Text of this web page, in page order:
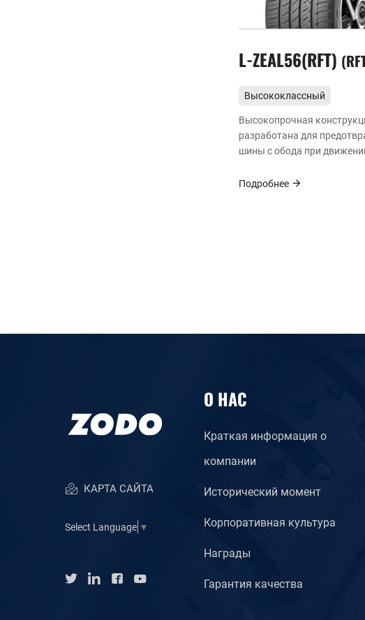
L-ZEAL56(RFT)
Высококлассный
взрывозащищенный
Высокопрочная
разработана для
шины с обода при
износостойкость шины.
Подробнее
КАРТА САЙТА
Select Language ▼
О НАС
Краткая информация о
компании
Исторический момент
Корпоративная культура
Награды
Гарантия качества